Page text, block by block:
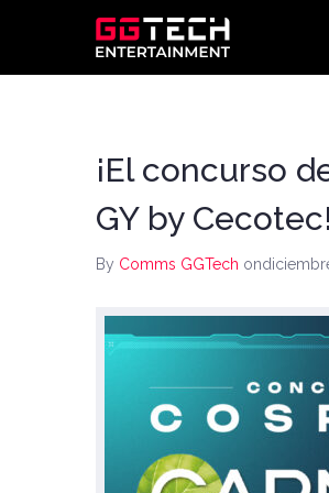
¡El concurso
GY by Cecotec!
By Comms GGTech